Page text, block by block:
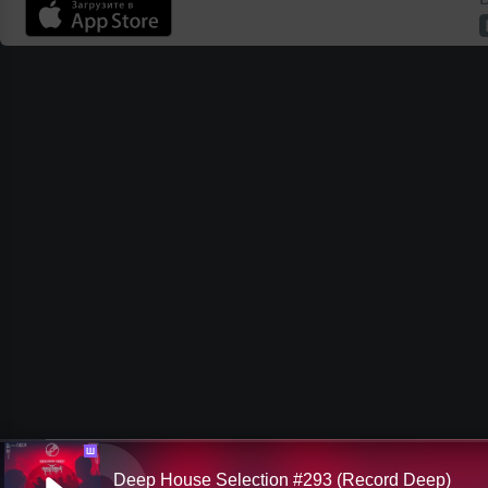
Ш
Deep House Selection #293 (Record Deep)